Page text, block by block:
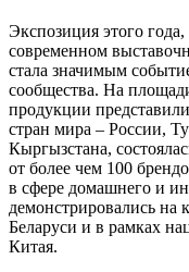
Экспозиция этого
современном
стала значимым
сообщества. На
продукции
стран мира – России,
Кыргызстана,
от более чем 100
в сфере домашнего и
демонстрировались на
Беларуси и в рамках
Китая.